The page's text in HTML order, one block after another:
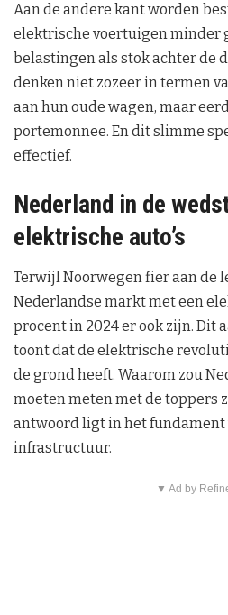
Aan de andere kant worden
elektrische voertuigen minder
belastingen als stok achter de
denken niet zozeer in termen
aan hun oude wagen, maar
portemonnee. En dit slimme
effectief.
Nederland in de
elektrische auto’s
Terwijl Noorwegen fier aan de
Nederlandse markt met een
procent in 2024 er ook zijn. Dit
toont dat de elektrische
de grond heeft. Waarom zou
moeten meten met de toppers
antwoord ligt in het fundament
infrastructuur.
▼ Ad by